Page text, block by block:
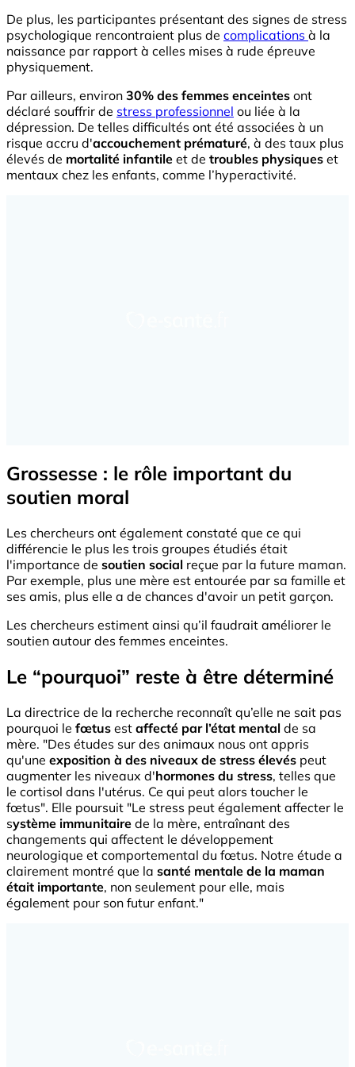
De plus, les participantes présentant des signes de stress
psychologique rencontraient plus de complications à la
naissance par rapport à celles mises à rude épreuve
physiquement.
Par ailleurs, environ 30% des femmes enceintes ont
déclaré souffrir de stress professionnel ou liée à la
dépression. De telles difficultés ont été associées à un
risque accru d'accouchement prématuré, à des taux plus
élevés de mortalité infantile et de troubles physiques et
mentaux chez les enfants, comme l’hyperactivité.
Grossesse : le rôle important du
soutien moral
Les chercheurs ont également constaté que ce qui
différencie le plus les trois groupes étudiés était
l'importance de soutien social reçue par la future maman.
Par exemple, plus une mère est entourée par sa famille et
ses amis, plus elle a de chances d'avoir un petit garçon.
Les chercheurs estiment ainsi qu’il faudrait améliorer le
soutien autour des femmes enceintes.
Le “pourquoi” reste à être déterminé
La directrice de la recherche reconnaît qu’elle ne sait pas
pourquoi le fœtus est affecté par l’état mental de sa
mère. "Des études sur des animaux nous ont appris
qu'une exposition à des niveaux de stress élevés peut
augmenter les niveaux d'hormones du stress, telles que
le cortisol dans l'utérus. Ce qui peut alors toucher le
fœtus". Elle poursuit "Le stress peut également affecter le
système immunitaire de la mère, entraînant des
changements qui affectent le développement
neurologique et comportemental du fœtus. Notre étude a
clairement montré que la santé mentale de la maman
était importante, non seulement pour elle, mais
également pour son futur enfant."